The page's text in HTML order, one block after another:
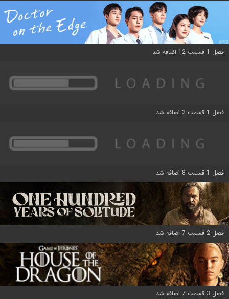
فصل 1 قسمت 12 اضافه شد
فصل 1 قسمت 2 اضافه شد
فصل 1 قسمت 8 اضافه شد
فصل 2 قسمت 7 اضافه شد
فصل 3 قسمت 7 اضافه شد